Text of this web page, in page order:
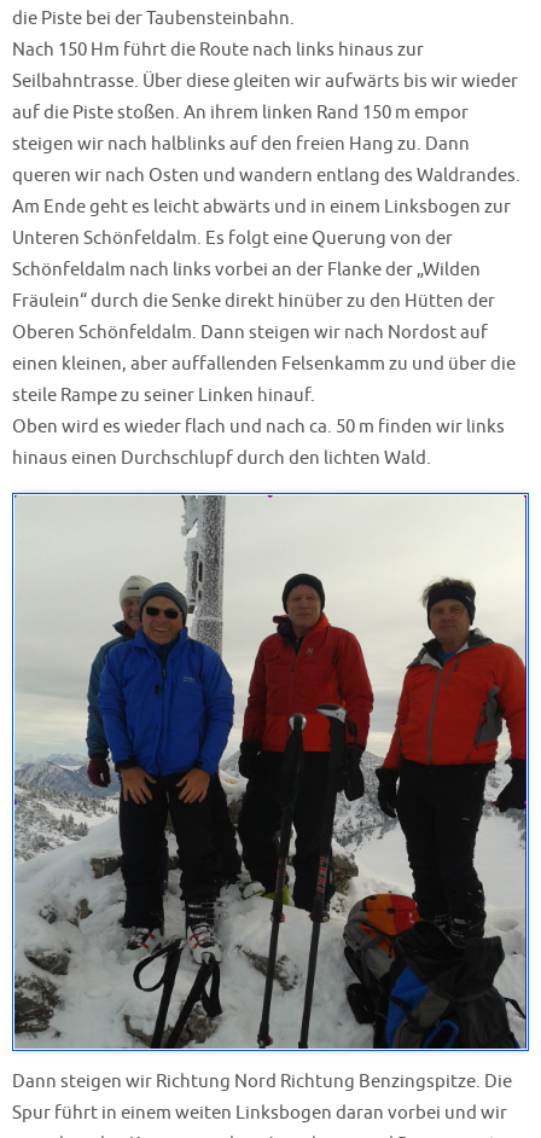
die Piste bei der Taubensteinbahn.
Nach 150 Hm führt die Route nach links hinaus zur
Seilbahntrasse. Über diese gleiten wir aufwärts bis wir wieder
auf die Piste stoßen. An ihrem linken Rand 150 m empor
steigen wir nach halblinks auf den freien Hang zu. Dann
queren wir nach Osten und wandern entlang des Waldrandes.
Am Ende geht es leicht abwärts und in einem Linksbogen zur
Unteren Schönfeldalm. Es folgt eine Querung von der
Schönfeldalm nach links vorbei an der Flanke der „Wilden
Fräulein“ durch die Senke direkt hinüber zu den Hütten der
Oberen Schönfeldalm. Dann steigen wir nach Nordost auf
einen kleinen, aber auffallenden Felsenkamm zu und über die
steile Rampe zu seiner Linken hinauf.
Oben wird es wieder flach und nach ca. 50 m finden wir links
hinaus einen Durchschlupf durch den lichten Wald.
Dann steigen wir Richtung Nord Richtung Benzingspitze. Die
Spur führt in einem weiten Linksbogen daran vorbei und wir